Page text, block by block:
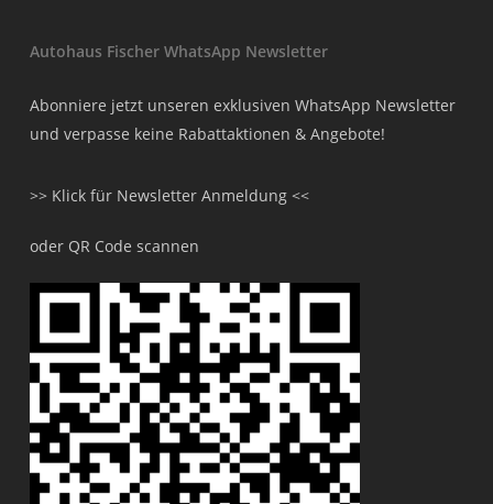
Autohaus Fischer WhatsApp Newsletter
Abonniere jetzt unseren exklusiven WhatsApp Newsletter
und verpasse keine Rabattaktionen & Angebote!
>> Klick für Newsletter Anmeldung <<
oder QR Code scannen